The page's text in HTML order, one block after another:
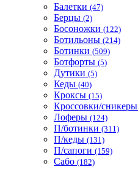
Балетки (47)
Берцы (2)
Босоножки (122)
Ботильоны (214)
Ботинки (509)
Ботфорты (5)
Дутики (5)
Кеды (40)
Кроксы (15)
Кроссовки/сникеры
Лоферы (124)
П/ботинки (311)
П/кеды (131)
П/сапоги (159)
Сабо (182)